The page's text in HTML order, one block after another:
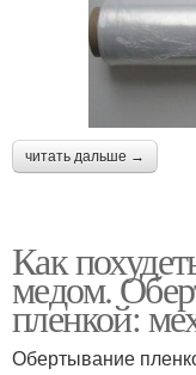
читать дальше →
Как
медом.
пленкой:
Обертывание